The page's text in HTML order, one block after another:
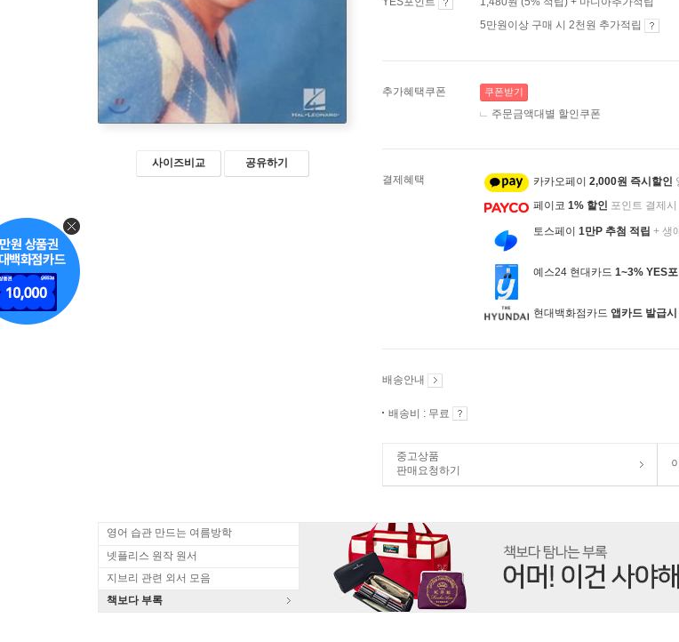
사이즈비교 공유하기
5만원이상 구매 시 2천원 추가적립
추가혜택쿠폰 쿠폰받기
주문금액대별 할인쿠폰
결제혜택 카카오페이 2,000원 즉시할인
페이코 1% 할인 포인트 결제시
토스페이 1만P 추첨 적립 + 생
예스24 현대카드 1~3% YES
현대백화점카드 앱카드 발급
배송안내
배송비 : 무료
중고상품
판매요청하기
영어 습관 만드는 여름방학
넷플리스 원작 원서
지브리 관련 외서 모음
책보다 부록